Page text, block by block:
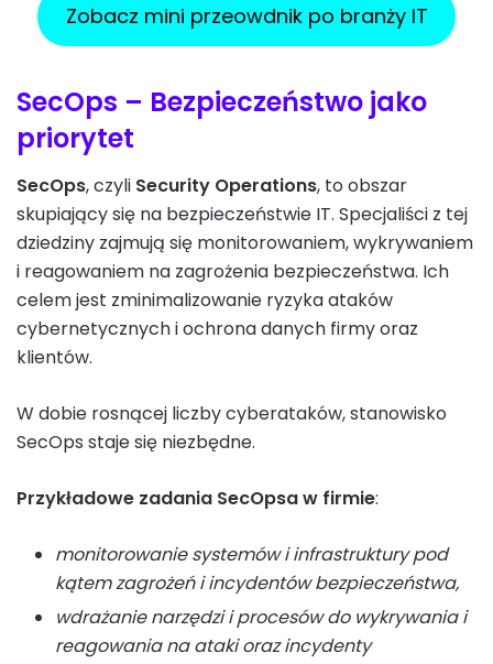
Zobacz mini przeowdnik po branży IT
SecOps – Bezpieczeństwo jako
priorytet
SecOps, czyli Security Operations, to obszar
skupiający się na bezpieczeństwie IT. Specjaliści z tej
dziedziny zajmują się monitorowaniem, wykrywaniem
i reagowaniem na zagrożenia bezpieczeństwa. Ich
celem jest zminimalizowanie ryzyka ataków
cybernetycznych i ochrona danych firmy oraz
klientów.
W dobie rosnącej liczby cyberataków, stanowisko
SecOps staje się niezbędne.
Przykładowe zadania SecOpsa w firmie:
monitorowanie systemów i infrastruktury pod
kątem zagrożeń i incydentów bezpieczeństwa,
wdrażanie narzędzi i procesów do wykrywania i
reagowania na ataki oraz incydenty